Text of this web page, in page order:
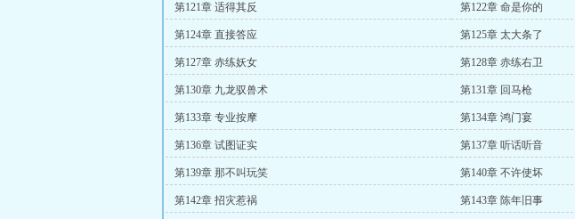
第121章 适得其反 第122章 命是你的
第124章 直接答应 第125章 太大条了
第127章 赤练妖女 第128章 赤练右卫
第130章 九龙驭兽术 第131章 回马枪
第133章 专业按摩 第134章 鸿门宴
第136章 试图证实 第137章 听话听音
第139章 那不叫玩笑 第140章 不许使坏
第142章 招灾惹祸 第143章 陈年旧事